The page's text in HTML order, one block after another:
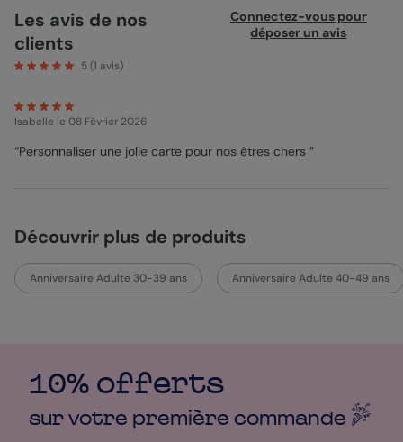
souvenirs avec sobriété. Idéalement imprimée sur papier satiné
pelliculé, elle s'associe à une enveloppe rouge carmin pour une
touche sophistiquée. Coins arrondis disponibles en option. Un
clin d’œil élégant, à personnaliser dans les moindres détails.
Les avis de nos
clients
5(1 avis)
Connectez-vous pour
déposer un avis
Isabelle le 08 Février 2026
“Personnaliser une jolie carte pour nos êtres chers ”
Découvrir plus de produits
Anniversaire Adulte 30-39 ans Anniversaire Adulte 40-49 ans
10% offerts
sur votre première commande